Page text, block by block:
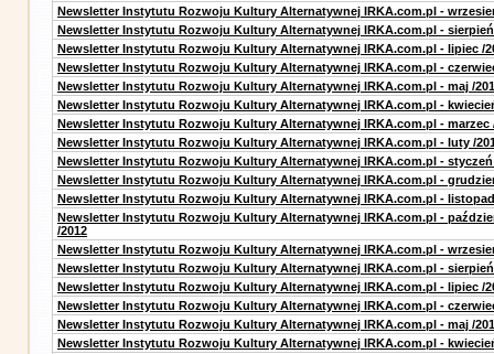
Newsletter Instytutu Rozwoju Kultury Alternatywnej IRKA.com.pl -
Newsletter Instytutu Rozwoju Kultury Alternatywnej IRKA.com.pl - sierpień
Newsletter Instytutu Rozwoju Kultury Alternatywnej IRKA.com.pl - lipiec /
Newsletter Instytutu Rozwoju Kultury Alternatywnej IRKA.com.pl -
Newsletter Instytutu Rozwoju Kultury Alternatywnej IRKA.com.pl - maj /
Newsletter Instytutu Rozwoju Kultury Alternatywnej IRKA.com.pl -
Newsletter Instytutu Rozwoju Kultury Alternatywnej IRKA.com.pl - marzec
Newsletter Instytutu Rozwoju Kultury Alternatywnej IRKA.com.pl - luty /
Newsletter Instytutu Rozwoju Kultury Alternatywnej IRKA.com.pl - styczeń
Newsletter Instytutu Rozwoju Kultury Alternatywnej IRKA.com.pl -
Newsletter Instytutu Rozwoju Kultury Alternatywnej IRKA.com.pl - listopad
Newsletter Instytutu Rozwoju Kultury Alternatywnej IRKA.com.pl -
/2012
Newsletter Instytutu Rozwoju Kultury Alternatywnej IRKA.com.pl -
Newsletter Instytutu Rozwoju Kultury Alternatywnej IRKA.com.pl - sierpień
Newsletter Instytutu Rozwoju Kultury Alternatywnej IRKA.com.pl - lipiec /
Newsletter Instytutu Rozwoju Kultury Alternatywnej IRKA.com.pl -
Newsletter Instytutu Rozwoju Kultury Alternatywnej IRKA.com.pl - maj /
Newsletter Instytutu Rozwoju Kultury Alternatywnej IRKA.com.pl -